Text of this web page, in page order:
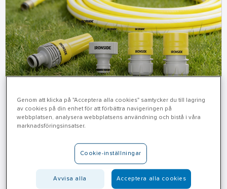
Slangset
med tre lager, skruvkontakt, snabbkontakt,
stoppkontakt samt strålmunstycke.
Genom att klicka på "Acceptera alla cookies" samtycker du till lagring
av cookies på din enhet för att förbättra navigeringen på
webbplatsen, analysera webbplatsens användning och bistå i våra
marknadsföringsinsatser.
Cookie-inställningar
Avvisa alla Acceptera alla cookies